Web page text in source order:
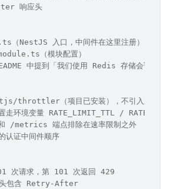
响应头
NestJS 入口，中间件在这里注册）
（模块配置）
中提到「我们使用 Redis 存储会话
throttler（项目已安装），不引入新依赖
走环境变量 RATE_LIMIT_TTL /
端点排除在速率限制之外
证中间件顺序
次请求，第 101 次返回 429
包含 Retry-After